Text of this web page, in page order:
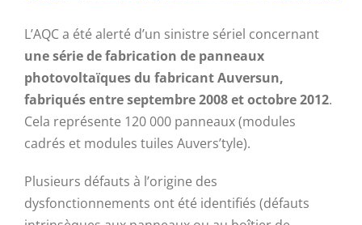
L’AQC a été alerté d’un sinistre sériel concernant
une série de fabrication de panneaux
photovoltaïques du fabricant Auversun,
fabriqués entre septembre 2008 et octobre 2012.
Cela représente 120 000 panneaux (modules
cadrés et modules tuiles Auvers’tyle).
Plusieurs défauts à l’origine des
dysfonctionnements ont été identifiés (défauts